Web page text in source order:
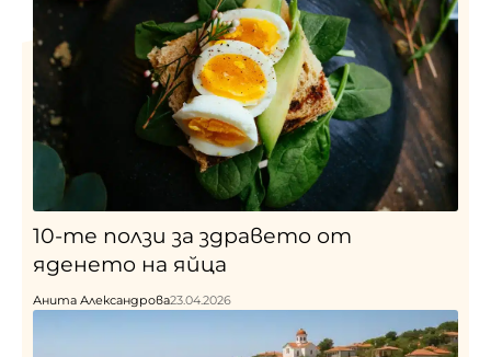
10-те ползи за здравето от
яденето на яйца
Анита Александрова23.04.2026